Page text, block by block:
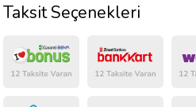
Taksit Seçenekleri